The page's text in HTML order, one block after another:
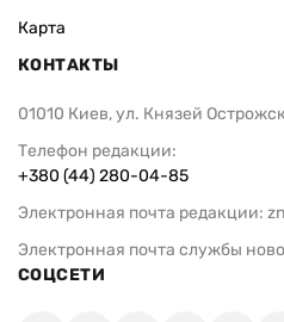
Карта
КОНТАКТЫ
01010 Киев, ул. Князей
Телефон редакции:
+380 (44) 280-04-85
Электронная почта редакции:
Электронная почта службы
СОЦСЕТИ